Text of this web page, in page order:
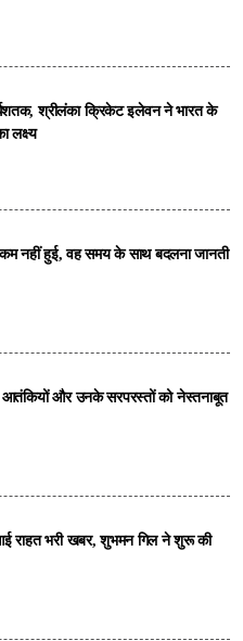
श्रीलंका क्रिकेट इलेवन ने भारत के
लक्ष्य
नहीं हुई, वह समय के साथ बदलना जानती
आतंकियों और उनके सरपरस्तों को नेस्तनाबूत
राहत भरी खबर, शुभमन गिल ने शुरू की